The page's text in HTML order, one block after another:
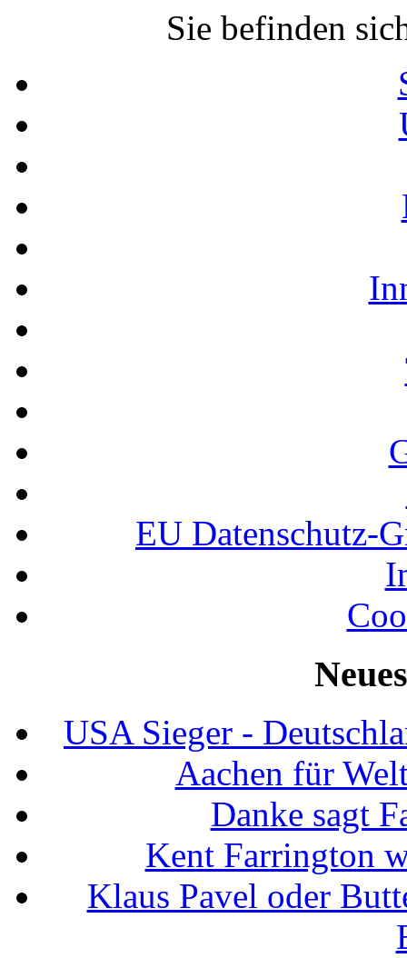
Sie befinden
EU Datenschutz-
USA Sieger -
Aachen für
Danke sagt
Kent Farrington
Klaus Pavel oder